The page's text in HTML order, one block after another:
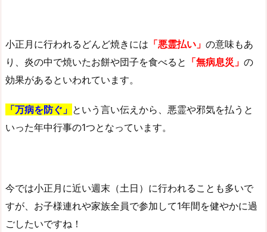
小正月に行われるどんど焼きには 「悪霊払い」 の意味もあ
り、炎の中で焼いたお餅や団子を食べると 「無病息災」 の
効果があるといわれています。
「万病を防ぐ」 という言い伝えから、悪霊や邪気を払うと
いった年中行事の1つとなっています。
今では小正月に近い週末（土日）に行われることも多いで
すが、お子様連れや家族全員で参加して1年間を健やかに過
ごしたいですね！